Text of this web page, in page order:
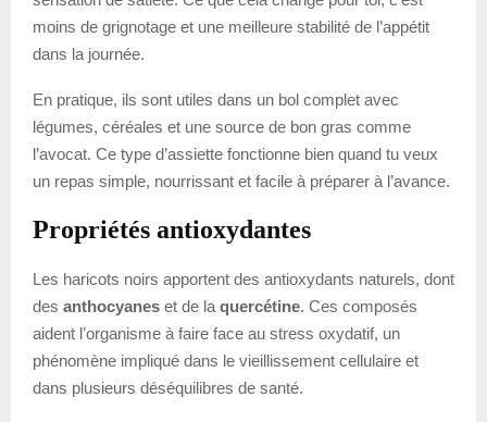
moins de grignotage et une meilleure stabilité de l’appétit
dans la journée.
En pratique, ils sont utiles dans un bol complet avec
légumes, céréales et une source de bon gras comme
l’avocat. Ce type d’assiette fonctionne bien quand tu veux
un repas simple, nourrissant et facile à préparer à l’avance.
Propriétés antioxydantes
Les haricots noirs apportent des antioxydants naturels, dont
des anthocyanes et de la quercétine. Ces composés
aident l’organisme à faire face au stress oxydatif, un
phénomène impliqué dans le vieillissement cellulaire et
dans plusieurs déséquilibres de santé.